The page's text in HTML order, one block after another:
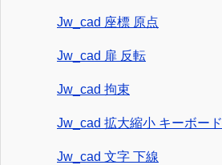
Jw_cad 座標 原点
Jw_cad 扉 反転
Jw_cad 拘束
Jw_cad 拡大縮小 キーボード
Jw_cad 文字 下線